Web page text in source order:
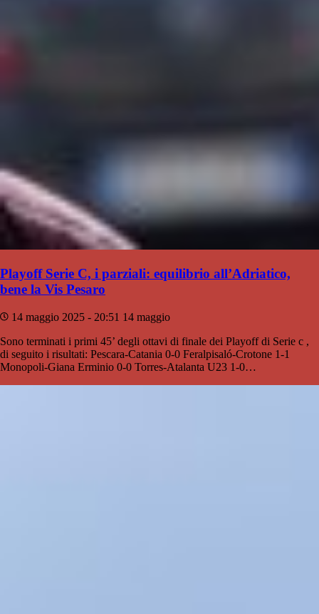
Playoff Serie C, i parziali: equilibrio all’Adriatico,
bene la Vis Pesaro
14 maggio 2025 - 20:51 14 maggio
Sono terminati i primi 45’ degli ottavi di finale dei Playoff di Serie c ,
di seguito i risultati: Pescara-Catania 0-0 Feralpisaló-Crotone 1-1
Monopoli-Giana Erminio 0-0 Torres-Atalanta U23 1-0…